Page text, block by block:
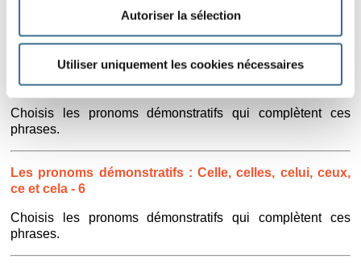
Autoriser la sélection
Utiliser uniquement les cookies nécessaires
Comment accorder le verbe être avec le pronom ce/c' ?
C'est ou ce sont ? C'était ou c'étaient ?
Les pronoms démonstratifs : Celle, celles, celui, ceux,
ce et cela - 4
Choisis les pronoms démonstratifs qui complètent ces
phrases.
Les pronoms démonstratifs : Celle, celles, celui, ceux,
ce et cela - 6
Choisis les pronoms démonstratifs qui complètent ces
phrases.